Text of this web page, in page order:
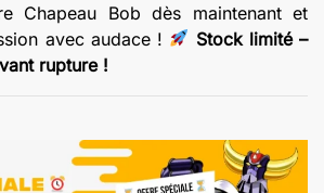
Chapeau Bob dès maintenant et
avec audace !
Stock limité –
rupture !